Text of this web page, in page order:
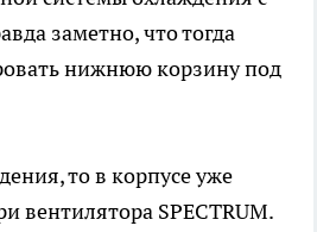
заметно, что тогда
нижнюю корзину под
то в корпусе уже
вентилятора SPECTRUM.